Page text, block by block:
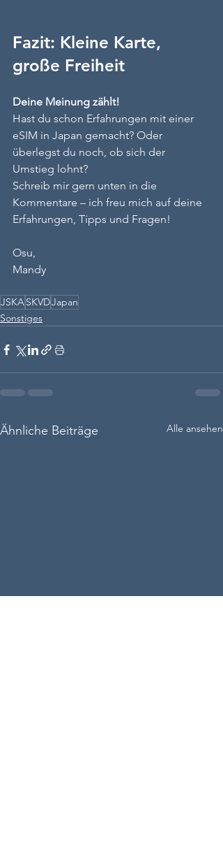
Fazit: Kleine Karte,
große Freiheit
Deine Meinung zählt!
Hast du schon Erfahrungen mit einer
eSIM in Japan gemacht? Oder
überlegst du noch, ob sich der
Umstieg lohnt?
Schreib mir gern unten in die
Kommentare – ich freu mich auf deine
Erfahrungen, Tipps und Fragen!
Osu,
Mandy
JSKASKVDJapan
Sonstiges
Ähnliche Beiträge Alle ansehen